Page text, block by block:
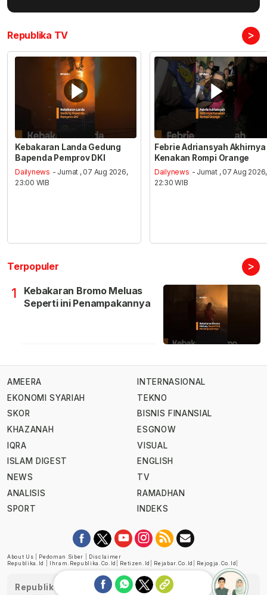
Republika TV >
Kebakaran Landa Gedung
Bapenda Pemprov DKI
Dailynews - Jumat , 07 Aug 2026,
23:00 WIB
Febrie Adriansyah Akhirnya
Kenakan Rompi Orange
Dailynews - Jumat , 07 Aug 2026,
22:30 WIB
Terpopuler >
1
Kebakaran Bromo Meluas
Seperti ini Penampakannya
AMEERA
EKONOMI SYARIAH
SKOR
KHAZANAH
IQRA
ISLAM DIGEST
NEWS
ANALISIS
SPORT
INTERNASIONAL
TEKNO
BISNIS FINANSIAL
ESGNOW
VISUAL
ENGLISH
TV
RAMADHAN
INDEKS
About Us Pedoman Siber
Disclaimer
Republika.id
Ihram.republika.co.id Retizen.id Rejabar.co.id Rejogja.co.id
Republika telah diverifikasi oleh Dewan Pers